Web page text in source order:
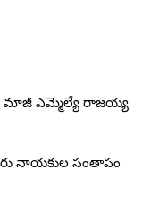
ఎమ్మెల్యే రాజయ్య
నాయకుల సంతాపం